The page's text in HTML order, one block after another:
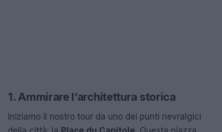
1. Ammirare l’architettura storica
Iniziamo il nostro tour da uno dei punti nevralgici